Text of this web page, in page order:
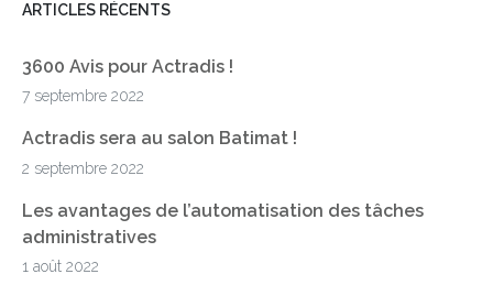
ARTICLES RÉCENTS
3600 Avis pour Actradis !
7 septembre 2022
Actradis sera au salon Batimat !
2 septembre 2022
Les avantages de l’automatisation des tâches
administratives
1 août 2022